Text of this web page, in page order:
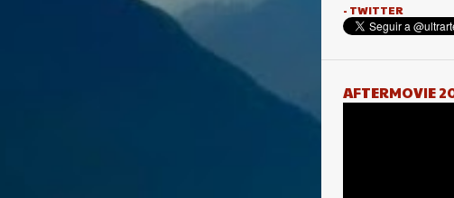
- TWITTER
AFTERMOVIE